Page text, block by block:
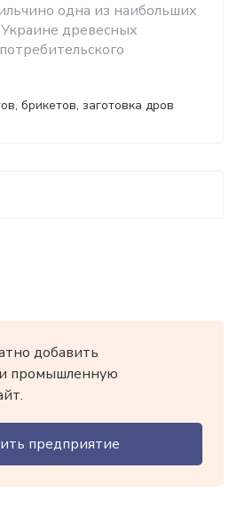
одна из наибольших
древесных
брикетов, заготовка дров
добавить
промышленную
предприятие